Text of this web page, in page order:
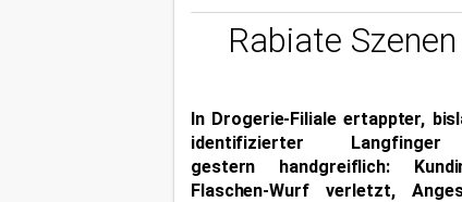
Rabiate
In Drogerie-Filiale ertappter,
identifizierter
gestern handgreiflich:
Flaschen-Wurf verletzt,